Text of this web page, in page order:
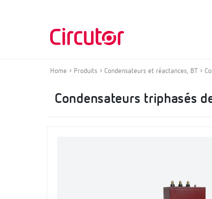
Home Produits Condensateurs et réactances, BT
Condensateurs triphasés